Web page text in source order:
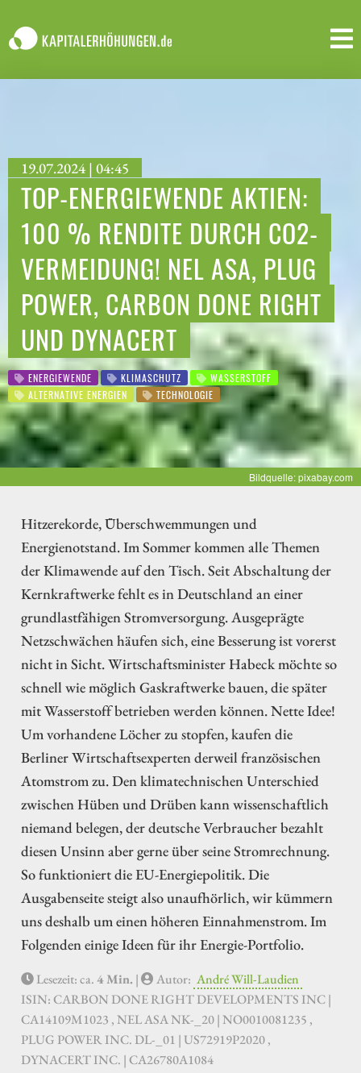
19.07.2024 | 04:45
TOP-ENERGIEWENDE AKTIEN:
100 % RENDITE DURCH CO2-
VERMEIDUNG! NEL ASA, PLUG
POWER, CARBON DONE RIGHT
UND DYNACERT
ENERGIEWENDE KLIMASCHUTZ
WASSERSTOFF
ALTERNATIVE ENERGIEN
TECHNOLOGIE
Bildquelle: pixabay.com
Hitzerekorde, Überschwemmungen und
Energienotstand. Im Sommer kommen alle Themen
der Klimawende auf den Tisch. Seit Abschaltung der
Kernkraftwerke fehlt es in Deutschland an einer
grundlastfähigen Stromversorgung. Ausgeprägte
Netzschwächen häufen sich, eine Besserung ist vorerst
nicht in Sicht. Wirtschaftsminister Habeck möchte so
schnell wie möglich Gaskraftwerke bauen, die später
mit Wasserstoff betrieben werden können. Nette Idee!
Um vorhandene Löcher zu stopfen, kaufen die
Berliner Wirtschaftsexperten derweil französischen
Atomstrom zu. Den klimatechnischen Unterschied
zwischen Hüben und Drüben kann wissenschaftlich
niemand belegen, der deutsche Verbraucher bezahlt
diesen Unsinn aber gerne über seine Stromrechnung.
So funktioniert die EU-Energiepolitik. Die
Ausgabenseite steigt also unaufhörlich, wir kümmern
uns deshalb um einen höheren Einnahmenstrom. Im
Folgenden einige Ideen für ihr Energie-Portfolio.
Lesezeit: ca.4 Min. | Autor: André Will-Laudien
ISIN: CARBON DONE RIGHT DEVELOPMENTS INC |
CA14109M1023 , NEL ASA NK-_20 | NO0010081235 ,
PLUG POWER INC. DL-_01 | US72919P2020 ,
DYNACERT INC. | CA26780A1084